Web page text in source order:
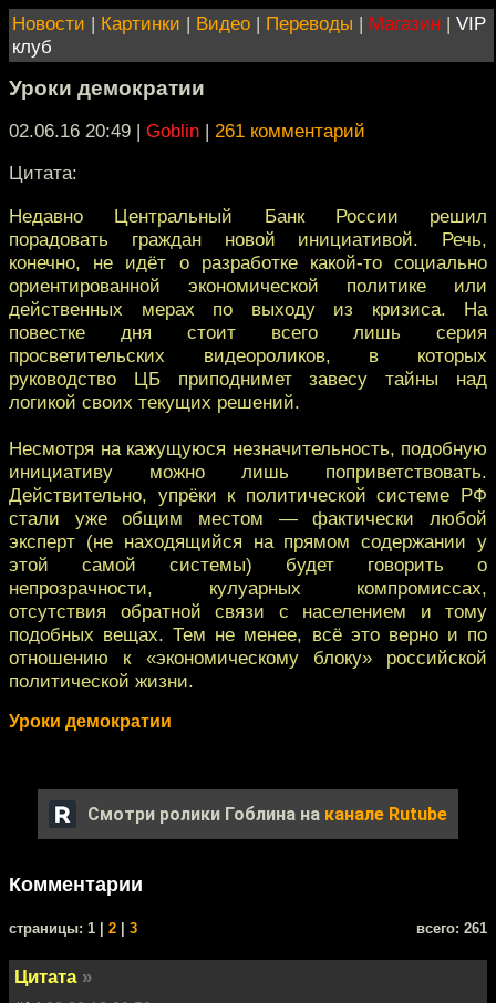
Новости | Картинки | Видео | Переводы | Магазин | VIP
клуб
Уроки демократии
02.06.16 20:49 | Goblin | 261 комментарий
Цитата:
Недавно Центральный Банк России решил
порадовать граждан новой инициативой. Речь,
конечно, не идёт о разработке какой-то социально
ориентированной экономической политике или
действенных мерах по выходу из кризиса. На
повестке дня стоит всего лишь серия
просветительских видеороликов, в которых
руководство ЦБ приподнимет завесу тайны над
логикой своих текущих решений.
Несмотря на кажущуюся незначительность, подобную
инициативу можно лишь поприветствовать.
Действительно, упрёки к политической системе РФ
стали уже общим местом — фактически любой
эксперт (не находящийся на прямом содержании у
этой самой системы) будет говорить о
непрозрачности, кулуарных компромиссах,
отсутствия обратной связи с населением и тому
подобных вещах. Тем не менее, всё это верно и по
отношению к «экономическому блоку» российской
политической жизни.
Уроки демократии
Смотри ролики Гоблина на канале Rutube
Комментарии
cтраницы: 1 | 2 3 всего: 261
Цитата »